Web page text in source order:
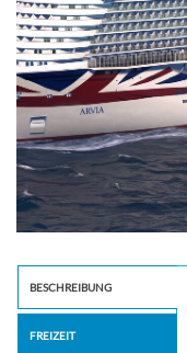
BESCHREIBUNG
FREIZEIT